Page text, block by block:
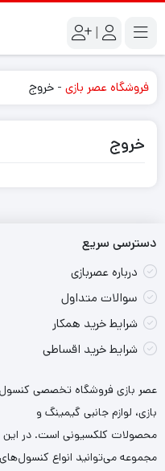
|
فروشگاه عصر بازی - خروج
خروج
دسترسی سریع
درباره عصربازی
سوالات متداول
شرایط خرید همکار
شرایط خرید اقساطی
عصر بازی فروشگاه تخصصی کنسول
بازی، لوازم جانبی گیمینگ و
محصولات کلکسیونی است. در این
مجموعه می‌توانید انواع کنسول‌های